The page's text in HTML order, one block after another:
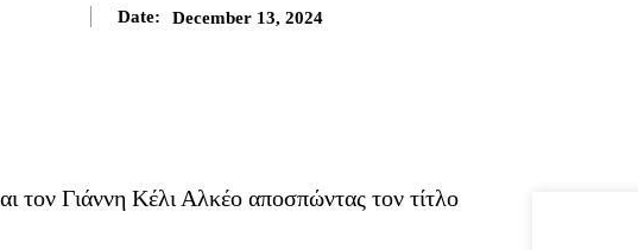
Date: December 13, 2024
τον Γιάννη Κέλι Αλκέο αποσπώντας τον τίτλο